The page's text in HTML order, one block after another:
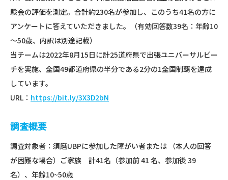
験会の評価を測定。合計約230名が参加し、このうち41名の方に
アンケートに答えていただきました。（有効回答数39名：年齢10
～50歳、内訳は別途記載）
当チームは2022年8月15日に計25道府県で出張ユニバーサルビー
チを実施、全国49都道府県の半分である2分の1全国制覇を達成
しています。
URL： https://bit.ly/3X3D2bN
調査概要
調査対象者：須磨UBPに参加した障がい者または （本人の回答
が困難な場合）ご家族 計41名（参加前 41 名、参加後 39
名）、年齢10~50歳